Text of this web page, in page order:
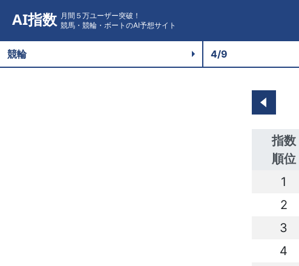
AI指数 月間５万ユーザー突破！
競馬・競輪・ボートのAI予想サイト
指数
順位
1
2
3
4